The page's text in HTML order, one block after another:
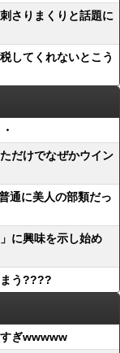
さりまくりと話題に
してくれないとこう
だけでなぜかウイン
通に美人の部類だっ
に興味を示し始め
まう????
ぎwwwww